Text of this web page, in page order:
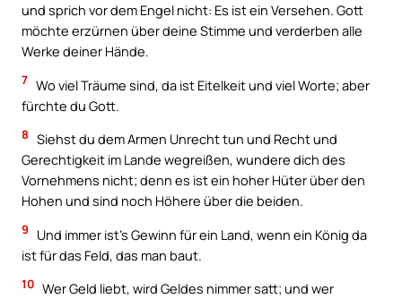
und sprich vor dem Engel nicht: Es ist ein Versehen. Gott
möchte erzürnen über deine Stimme und verderben alle
Werke deiner Hände.
7 Wo viel Träume sind, da ist Eitelkeit und viel Worte; aber
fürchte du Gott.
8 Siehst du dem Armen Unrecht tun und Recht und
Gerechtigkeit im Lande wegreißen, wundere dich des
Vornehmens nicht; denn es ist ein hoher Hüter über den
Hohen und sind noch Höhere über die beiden.
9
Und immer ist’s Gewinn für ein Land, wenn ein König da
ist für das Feld, das man baut.
10 Wer Geld liebt, wird Geldes nimmer satt; und wer